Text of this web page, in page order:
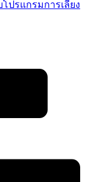
ปรแกรมการเลี้ยง